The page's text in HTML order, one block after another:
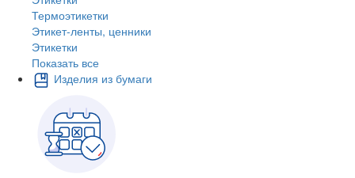
Термоэтикетки
Этикет-ленты, ценники
Этикетки
Показать все
Изделия из бумаги